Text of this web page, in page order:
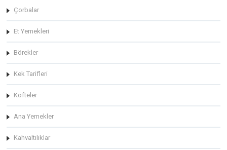
Çorbalar
Et Yemekleri
Börekler
Kek Tarifleri
Köfteler
Ana Yemekler
Kahvaltılıklar